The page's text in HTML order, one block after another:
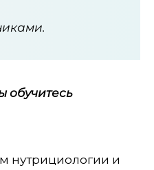
обучитесь
нутрициологии и